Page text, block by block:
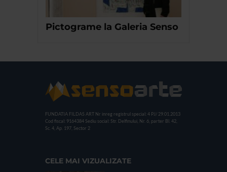
Pictograme la Galeria Senso
FUNDATIA FILDAS ART Nr inreg registrul special: 4 PJ/ 29.01.2013
Cod fiscal: 9164384 Sediu social: Str. Delfinului, Nr. 6, parter Bl. 42,
Sc. 4, Ap. 197, Sector 2
CELE MAI VIZUALIZATE